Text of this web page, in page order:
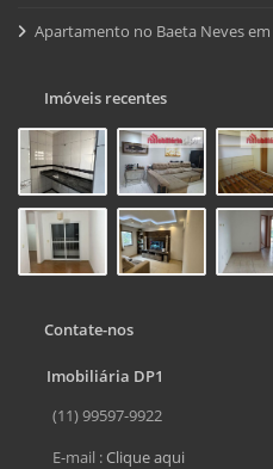
Apartamento no Baeta Neves
Imóveis recentes
Contate-nos
Imobiliária DP1
(11) 99597-9922
E-mail :Clique aqui